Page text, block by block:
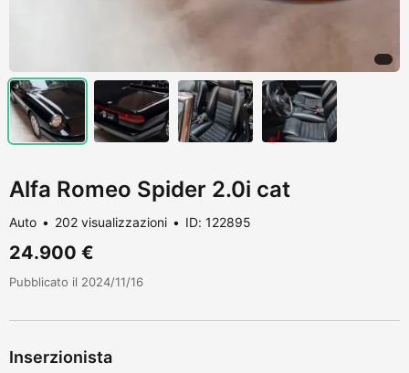
Alfa Romeo Spider 2.0i cat
Auto 202 visualizzazioni ID: 122895
24.900 €
Pubblicato il 2024/11/16
Inserzionista